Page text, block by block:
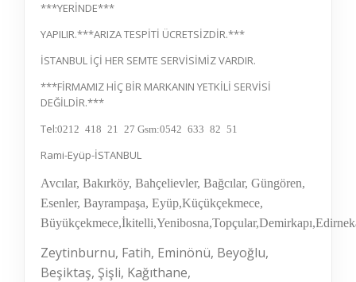
***YERİNDE***
YAPILIR.***ARIZA TESPİTİ ÜCRETSİZDİR.***
İSTANBUL İÇİ HER SEMTE SERVİSİMİZ VARDIR.
***FİRMAMIZ HİÇ BİR MARKANIN YETKİLİ SERVİSİ
DEĞİLDİR.***
Tel:0212 418 21 27 Gsm:0542 633 82 51
Rami-Eyüp-İSTANBUL
Avcılar, Bakırköy, Bahçelievler, Bağcılar, Güngören,
Esenler, Bayrampaşa, Eyüp,Küçükçekmece,
Büyükçekmece
Zeytinburnu, Fatih, Eminönü, Beyoğlu,
Beşiktaş, Şişli, Kağıthane,